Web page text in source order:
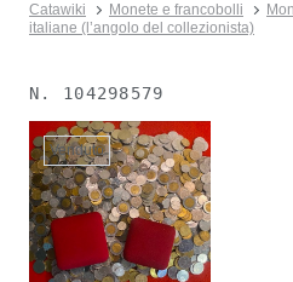
Catawiki Monete e francobolli
italiane (l’angolo del collezionista)
N. 104298579
Venduto